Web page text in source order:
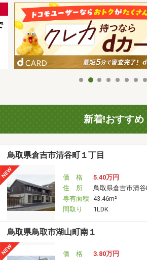
新着!おすすめ
鳥取県倉吉市清谷町１丁目
価 格
5.40万円
住 所
鳥取県倉吉市清
専有面積 43.46m²
間取り
1LDK
鳥取県鳥取市湖山町南１
価 格
3.80万円